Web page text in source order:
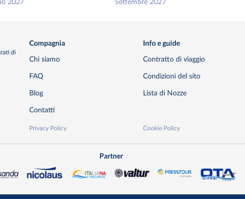
2027 Settembre 2027
di
Compagnia
Chi siamo
FAQ
Blog
Contatti
Privacy Policy
Info e guide
Contratto di viaggio
Condizioni del sito
Lista di Nozze
Cookie Policy
Partner